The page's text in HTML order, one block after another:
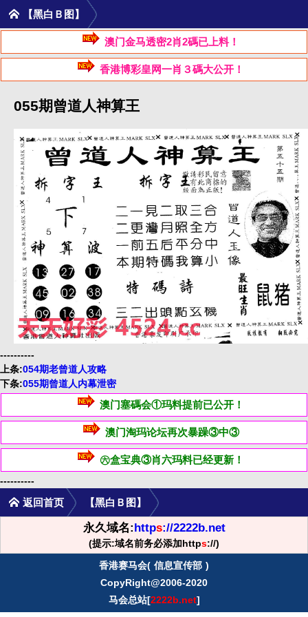
【黑白Ｂ图】
澳门金马透密2肖2碼已上料！
香港博彩皇网一肖３碼大公开！
055期曾道人神算王
----------
上条:054期老曾道人攻略
下条:055期曾道人内幕泄密
澳门塞碼会①玛料提前已公开！
澳门淘玛论坛再次暴躁③中③
㊅盒宝典③肖六玛料已经更新！
----------
返回首页 【黑白Ｂ图】
永久域名:https://2222b.net
(提示:域名前务必添加https://)
香港赛马会( 信息宣传部 )
CopyRight@2006-2020
马会总站[2222b.net]